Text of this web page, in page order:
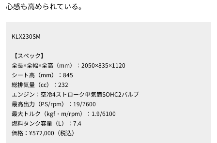
心感も高められている。
KLX230SM
【スペック】
全長×全幅×全高（mm）：2050×835×1120
シート高（mm）：845
総排気量（cc）：232
エンジン：空冷4ストローク単気筒SOHC2バルブ
最高出力（PS/rpm）：19/7600
最大トルク（kgf・m/rpm）：1.9/6100
燃料タンク容量（L）：7.4
価格：¥572,000（税込）